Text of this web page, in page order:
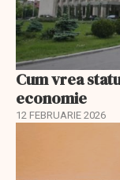
Cum vrea
economie
12 FEBRUARIE 2026